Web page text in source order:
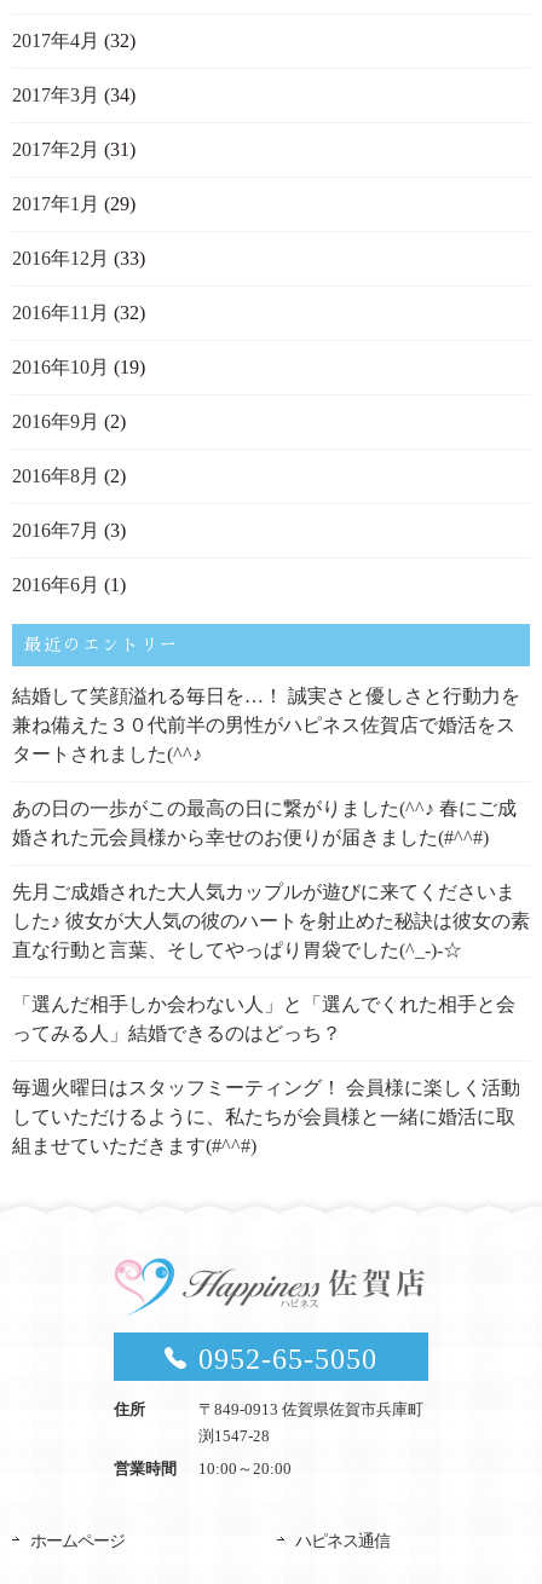
2017年4月 (32)
2017年3月 (34)
2017年2月 (31)
2017年1月 (29)
2016年12月 (33)
2016年11月 (32)
2016年10月 (19)
2016年9月 (2)
2016年8月 (2)
2016年7月 (3)
2016年6月 (1)
最近のエントリー
結婚して笑顔溢れる毎日を…！ 誠実さと優しさと行動力を
兼ね備えた３０代前半の男性がハピネス佐賀店で婚活をス
タートされました(^^♪
あの日の一歩がこの最高の日に繋がりました(^^♪ 春にご成
婚された元会員様から幸せのお便りが届きました(#^^#)
先月ご成婚された大人気カップルが遊びに来てくださいま
した♪ 彼女が大人気の彼のハートを射止めた秘訣は彼女の素
直な行動と言葉、そしてやっぱり胃袋でした(^_-)-☆
「選んだ相手しか会わない人」と「選んでくれた相手と会
ってみる人」結婚できるのはどっち？
毎週火曜日はスタッフミーティング！ 会員様に楽しく活動
していただけるように、私たちが会員様と一緒に婚活に取
組ませていただきます(#^^#)
0952-65-5050
住所
〒849-0913 佐賀県佐賀市兵庫町
渕1547-28
営業時間
10:00～20:00
ホームページ ハピネス通信